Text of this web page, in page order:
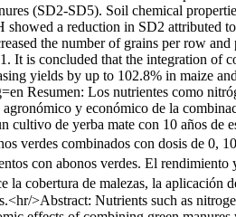
(SD2-SD5). Soil chemical
showed a reduction in SD2
the number of grains per row
It is concluded that the integration of
yields by up to 102.8% in maize
Resumen: Los nutrientes como
y económico de la
de yerba mate con 10 años de
verdes combinados con dosis de
con abonos verdes. El
la cobertura de malezas, la
>Abstract: Nutrients such as